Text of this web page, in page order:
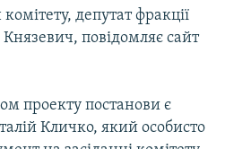
депутат фракції
повідомляє сайт
проекту постанови є
Кличко, який особисто